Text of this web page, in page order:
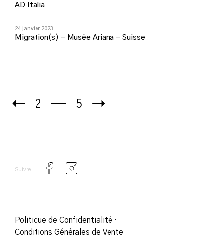
AD Italia
Migration(s) – Musée Ariana – Suisse
24 janvier 2023
2 5
Suivre
Politique de Confidentialité ·
Conditions Générales de Vente